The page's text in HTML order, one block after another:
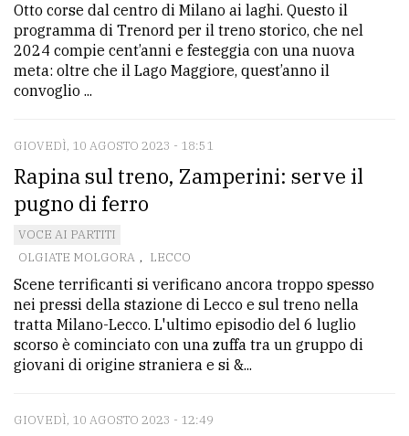
Cerca
per
comune
Ricerca
LE
ALTRE
TESTATE
PRIVACY
policy
Otto corse dal centro di Milano ai laghi. Questo il
programma di Trenord per il treno storico, che nel
2024 compie cent’anni e festeggia con una nuova
meta: oltre che il Lago Maggiore, quest’anno il
convoglio ...
GIOVEDÌ, 10 AGOSTO 2023 - 18:51
Rapina sul treno, Zamperini: serve il
pugno di ferro
VOCE AI PARTITI
OLGIATE MOLGORA , LECCO
Scene terrificanti si verificano ancora troppo spesso
nei pressi della stazione di Lecco e sul treno nella
tratta Milano-Lecco. L'ultimo episodio del 6 luglio
scorso è cominciato con una zuffa tra un gruppo di
giovani di origine straniera e si &...
GIOVEDÌ, 10 AGOSTO 2023 - 12:49